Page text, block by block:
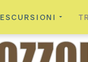
ESCURSIONI